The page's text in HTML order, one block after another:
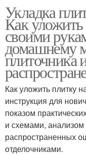
Укладка
Как
своими
домашнему
плиточника
Как уложить плитку
инструкция для
показом
и схемами,
распространенных
отделочниками.